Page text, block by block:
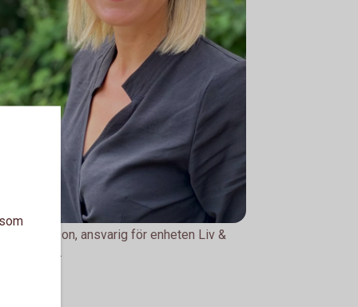
Pettersson, ansvarig för enheten Liv &
Online.